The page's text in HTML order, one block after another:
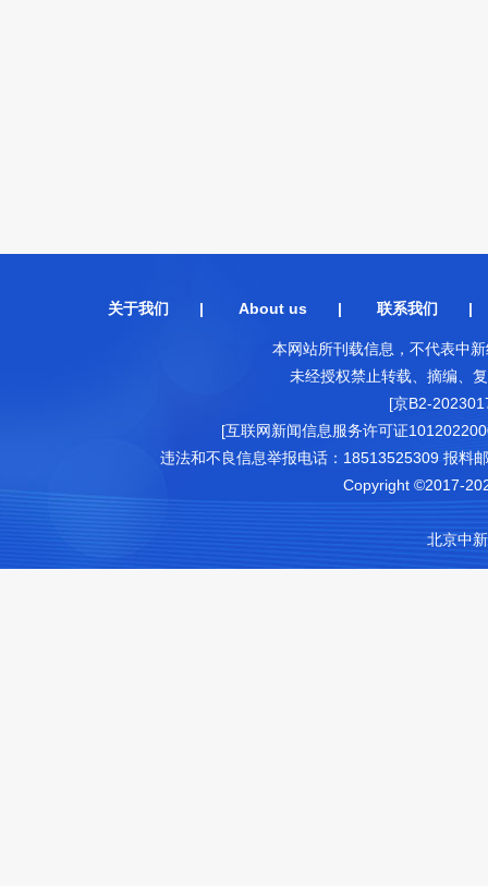
关于我们 | About us| 联系我们
本网站所刊载信息，不代表中
未经授权禁止转载、摘编、
[京B2-
[互联网新闻信息服务许可证
违法和不良信息举报电话：18513525309 报料
Copyright ©2017-
北京中